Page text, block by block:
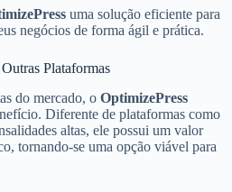
uma solução eficiente para
negócios de forma ágil e prática.
Plataformas
do mercado, o OptimizePress
Diferente de plataformas como
altas, ele possui um valor
tornando-se uma opção viável para